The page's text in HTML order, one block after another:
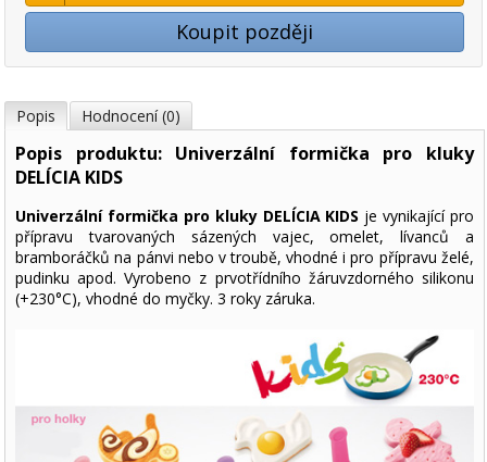
Koupit později
Popis Hodnocení (0)
Popis produktu: Univerzální formička pro kluky
DELÍCIA KIDS
Univerzální formička pro kluky DELÍCIA KIDS je vynikající pro
přípravu tvarovaných sázených vajec, omelet, lívanců a
bramboráčků na pánvi nebo v troubě, vhodné i pro přípravu želé,
pudinku apod. Vyrobeno z prvotřídního žáruvzdorného silikonu
(+230°C), vhodné do myčky. 3 roky záruka.